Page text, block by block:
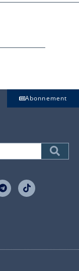
Abonnement